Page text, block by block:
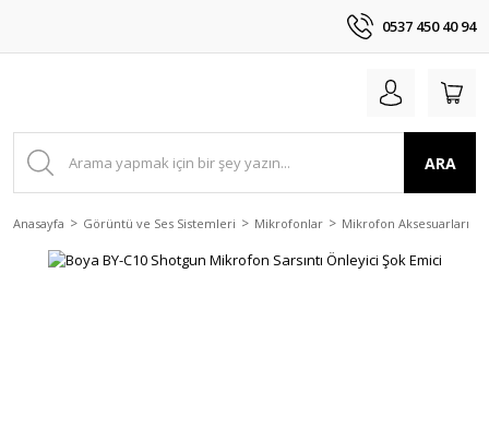
0537 450 40 94
ARA
Anasayfa Görüntü ve Ses Sistemleri Mikrofonlar Mikrofon Aksesuarları